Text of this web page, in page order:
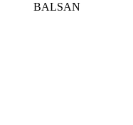
BALSAN